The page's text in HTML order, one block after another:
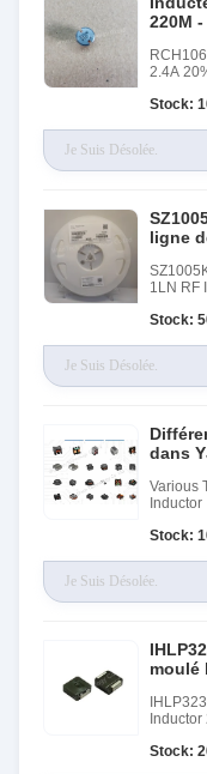
220M -
2.4A
Stock:
ligne
1LN RF
Stock:
dans
Various
Inductor
Stock:
moulé
Stock: